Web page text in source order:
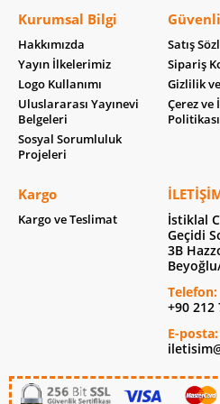
Kurumsal Bilgi
Hakkımızda
Yayın İlkelerimiz
Logo Kullanımı
Uluslararası Yayınevi
Belgeleri
Sosyal Sorumluluk
Projeleri
Satış
Sipariş
Gizlilik
Çerez ve
Politikası
Kargo
Kargo ve Teslimat
İstiklal
Geçidi
3B
Telefon:
+90 212
E-posta: